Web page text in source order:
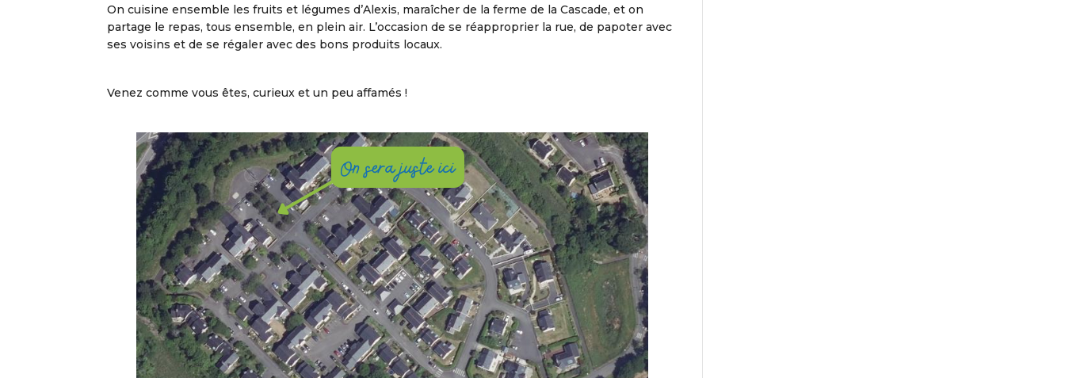
On cuisine ensemble les fruits et légumes d’Alexis, maraîcher de la ferme de la Cascade, et on
partage le repas, tous ensemble, en plein air. L’occasion de se réapproprier la rue, de papoter avec
ses voisins et de se régaler avec des bons produits locaux.
Venez comme vous êtes, curieux et un peu affamés !